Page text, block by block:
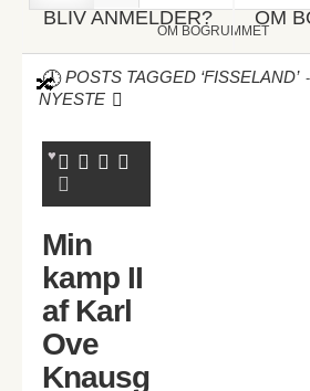
BLIV ANMELDER? OM
OM BOGRUMMET
POSTS TAGGED ‘FISSELAND’ -
NYESTE
Min
kamp II
af Karl
Ove
Knausg